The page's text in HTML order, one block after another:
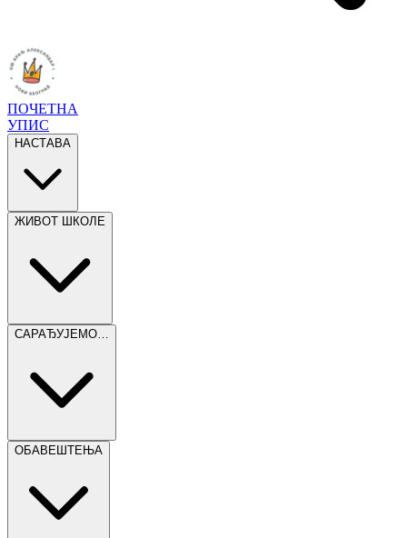
ПОЧЕТНА
УПИС
НАСТАВА
ЖИВОТ ШКОЛЕ
САРАЂУЈЕМО…
ОБАВЕШТЕЊА